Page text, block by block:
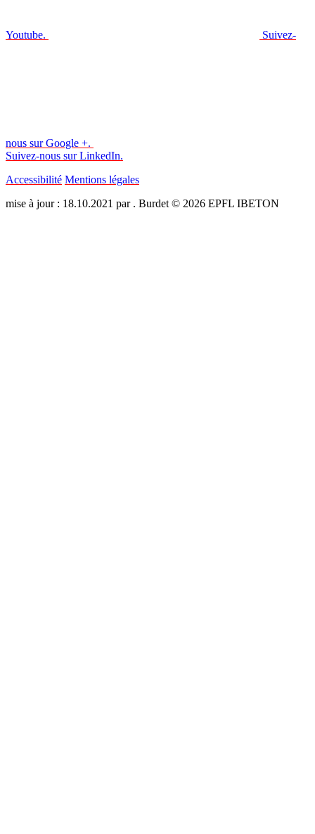
Youtube. Suivez-
nous sur Google +.
Suivez-nous sur LinkedIn.
Accessibilité Mentions légales
mise à jour : 18.10.2021 par . Burdet © 2026 EPFL IBETON